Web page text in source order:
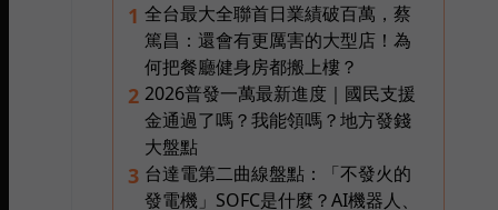
1 全台最大全聯首日業績破百萬，蔡
篤昌：還會有更厲害的大型店！為
何把餐廳健身房都搬上樓？
2 2026普發一萬最新進度｜國民支援
金通過了嗎？我能領嗎？地方發錢
大盤點
3 台達電第二曲線盤點：「不發火的
發電機」SOFC是什麼？AI機器人、